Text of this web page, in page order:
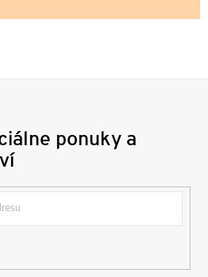
ponuky a